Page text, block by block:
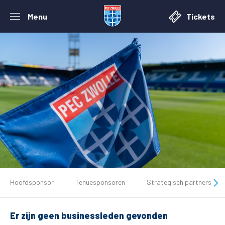
Menu Tickets
Tickets
Matchdays
Hoofdsponsor Tenuesponsoren Strategisch partners
Er zijn geen businessleden gevonden